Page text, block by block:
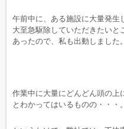
午前中に、ある施設に大量発生
大至急駆除していただきたいと
あったので、私も出動しました。
作業中に大量にどんどん頭の上
とわかってはいるものの・・・。